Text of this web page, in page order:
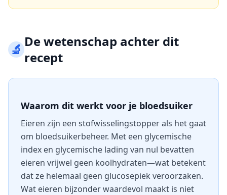
🔬De wetenschap achter dit
recept
Waarom dit werkt voor je bloedsuiker
Eieren zijn een stofwisselingstopper als het gaat
om bloedsuikerbeheer. Met een glycemische
index en glycemische lading van nul bevatten
eieren vrijwel geen koolhydraten—wat betekent
dat ze helemaal geen glucosepiek veroorzaken.
Wat eieren bijzonder waardevol maakt is niet